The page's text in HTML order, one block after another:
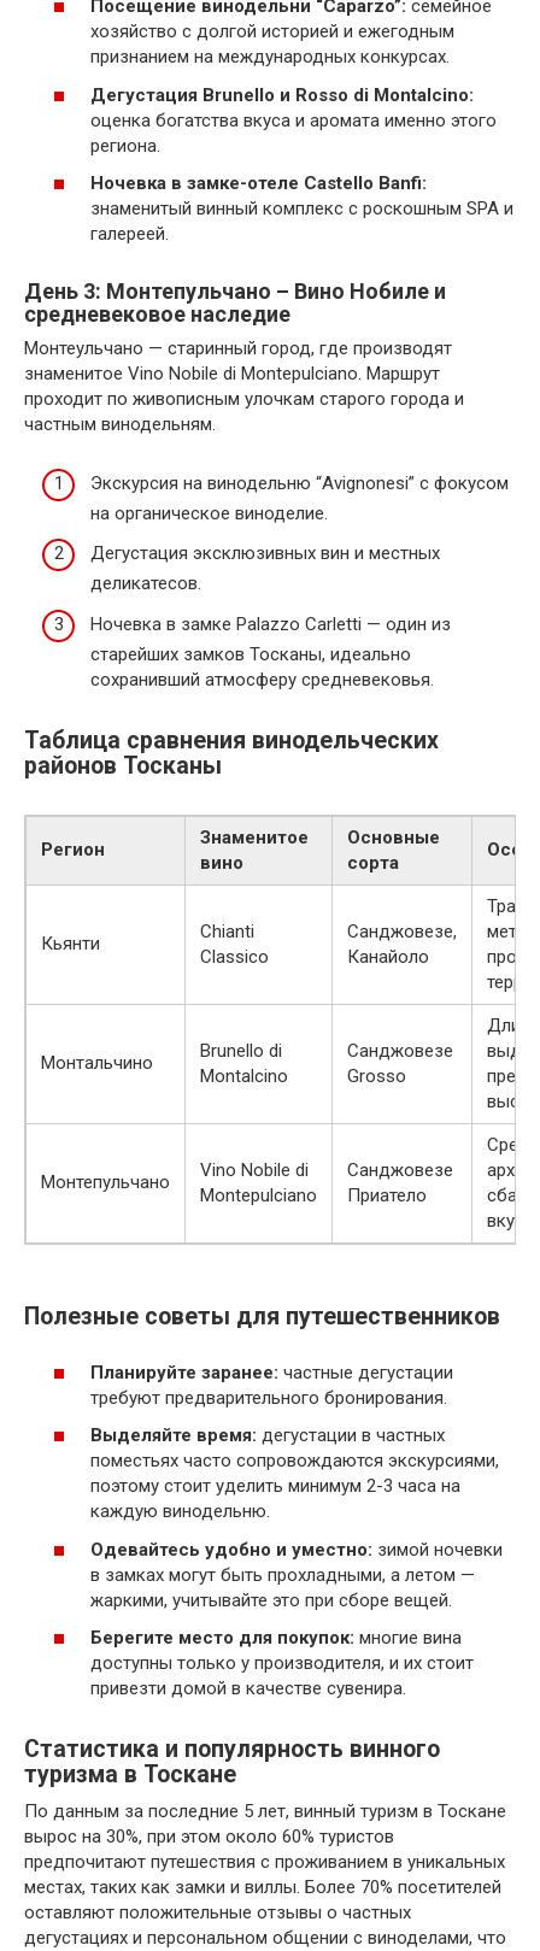
Посещение винодельни “Caparzo”: семейное
хозяйство с долгой историей и ежегодным
признанием на международных конкурсах.
Дегустация Brunello и Rosso di Montalcino:
оценка богатства вкуса и аромата именно этого
региона.
Ночевка в замке-отеле Castello Banfi:
знаменитый винный комплекс с роскошным SPA и
галереей.
День 3: Монтепульчано – Вино Нобиле и
средневековое наследие
Монтеульчано — старинный город, где производят
знаменитое Vino Nobile di Montepulciano. Маршрут
проходит по живописным улочкам старого города и
частным винодельням.
Экскурсия на винодельню “Avignonesi” с фокусом
на органическое виноделие.
Дегустация эксклюзивных вин и местных
деликатесов.
Ночевка в замке Palazzo Carletti — один из
старейших замков Тосканы, идеально
сохранивший атмосферу средневековья.
Таблица сравнения винодельческих
районов Тосканы
Регион
Знаменитое
вино
Основные
сорта
Кьянти
Chianti
Classico
Санджовезе,
Канайоло
Монтальчино
Brunello di
Montalcino
Санджовезе
Grosso
Монтепульчано
Vino Nobile di
Montepulciano
Санджовезе
Приатело
вкус
Полезные советы для путешественников
Планируйте заранее: частные дегустации
требуют предварительного бронирования.
Выделяйте время: дегустации в частных
поместьях часто сопровождаются экскурсиями,
поэтому стоит уделить минимум 2-3 часа на
каждую винодельню.
Одевайтесь удобно и уместно: зимой ночевки
в замках могут быть прохладными, а летом —
жаркими, учитывайте это при сборе вещей.
Берегите место для покупок: многие вина
доступны только у производителя, и их стоит
привезти домой в качестве сувенира.
Статистика и популярность винного
туризма в Тоскане
По данным за последние 5 лет, винный туризм в Тоскане
вырос на 30%, при этом около 60% туристов
предпочитают путешествия с проживанием в уникальных
местах, таких как замки и виллы. Более 70% посетителей
оставляют положительные отзывы о частных
дегустациях и персональном общении с виноделами, что